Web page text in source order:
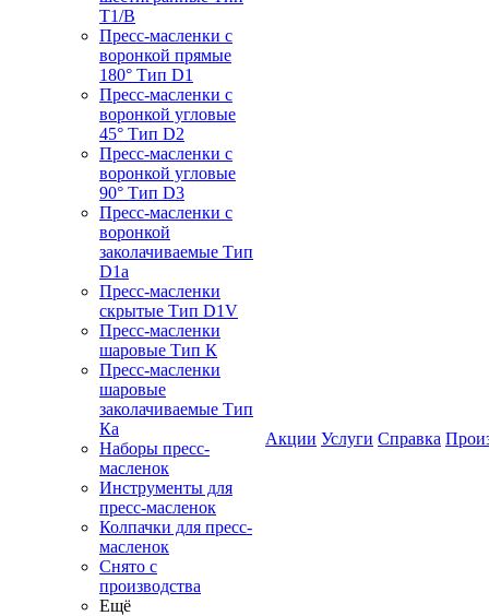
T1/B
Пресс-масленки с
воронкой прямые
180° Тип D1
Пресс-масленки с
воронкой угловые
45° Тип D2
Пресс-масленки с
воронкой угловые
90° Тип D3
Пресс-масленки с
воронкой
заколачиваемые Тип
D1a
Пресс-масленки
скрытые Тип D1V
Пресс-масленки
шаровые Тип К
Пресс-масленки
шаровые
заколачиваемые Тип
Кa
Наборы пресс-
масленок
Инструменты для
пресс-масленок
Колпачки для пресс-
масленок
Снято с
производства
Ещё
Акции Услуги Справка